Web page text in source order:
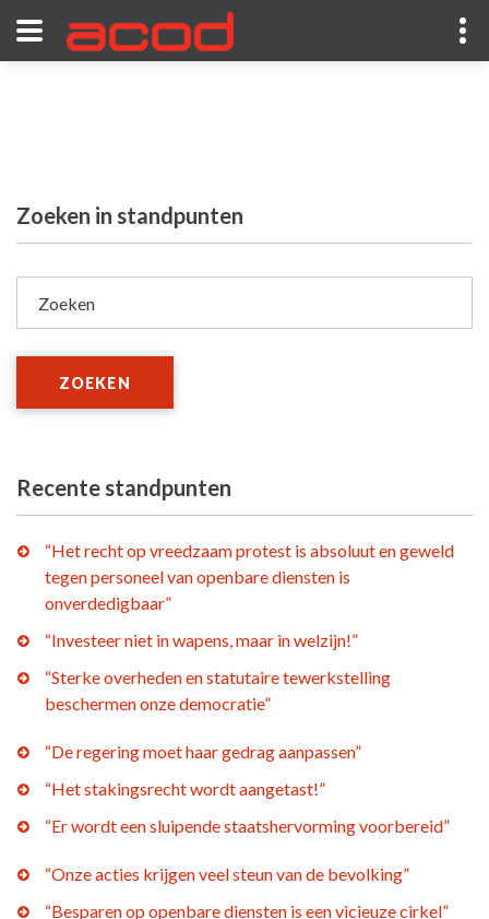
Zoeken in standpunten
Zoeken
ZOEKEN
Recente standpunten
“Het recht op vreedzaam protest is absoluut en geweld
tegen personeel van openbare diensten is
onverdedigbaar”
“Investeer niet in wapens, maar in welzijn!”
“Sterke overheden en statutaire tewerkstelling
beschermen onze democratie”
“De regering moet haar gedrag aanpassen”
“Het stakingsrecht wordt aangetast!”
“Er wordt een sluipende staatshervorming voorbereid”
“Onze acties krijgen veel steun van de bevolking”
“Besparen op openbare diensten is een vicieuze cirkel”